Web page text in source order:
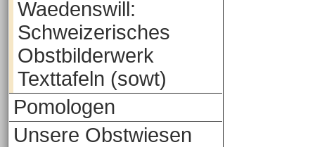
Waedenswill:
Schweizerisches
Obstbilderwerk
Texttafeln (sowt)
Pomologen
Unsere Obstwiesen